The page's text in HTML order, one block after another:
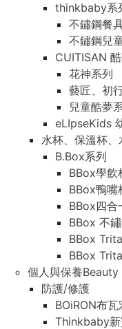
thinkbaby系
不鏽鋼餐
不鏽鋼兒
CUITISAN
花神系列
藝匠、初
兒童酷夢
eLIpseKids
水杯、保溫杯
B.Box系列
BBox學飲
BBox鴨嘴
BBox四合
BBox 不
BBox
BBox
個人與保養Beauty
防護/修護
BOiRON布
Thinkbaby